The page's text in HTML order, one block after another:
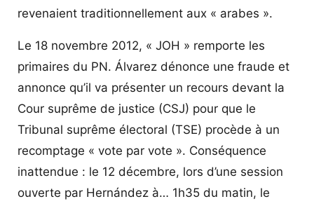
revenaient traditionnellement aux « arabes ».
Le 18 novembre 2012, « JOH » remporte les
primaires du PN. Álvarez dénonce une fraude et
annonce qu’il va présenter un recours devant la
Cour suprême de justice (CSJ) pour que le
Tribunal suprême électoral (TSE) procède à un
recomptage « vote par vote ». Conséquence
inattendue : le 12 décembre, lors d’une session
ouverte par Hernández à… 1h35 du matin, le